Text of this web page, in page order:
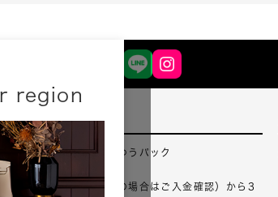
region
配送について
配送業者：佐川急便・ゆうパック
ご注文確認（銀行振込の場合はご入金確認）から3